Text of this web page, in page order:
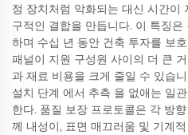
정 장치처럼 악화되는 대신 시간이
구적인 결합을 만듭니다. 이 특징
하며 수십 년 동안 건축 투자를 보
패널이 지원 구성원 사이의 더 큰
과 재료 비용을 크게 줄일 수 있습
설치 단계 에서 추측 을 없애는 일
한다. 품질 보장 프로토콜은 각 방
께 내성이, 표면 매끄러움 및 기계